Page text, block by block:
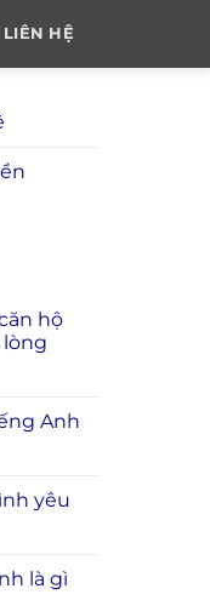
LIÊN HỆ
hộ
lòng
Anh
yêu
là gì